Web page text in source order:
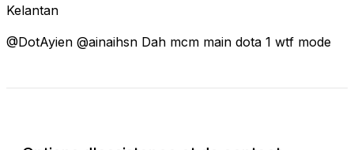
Kelantan
@DotAyien @ainaihsn Dah mcm main dota 1 wtf mode